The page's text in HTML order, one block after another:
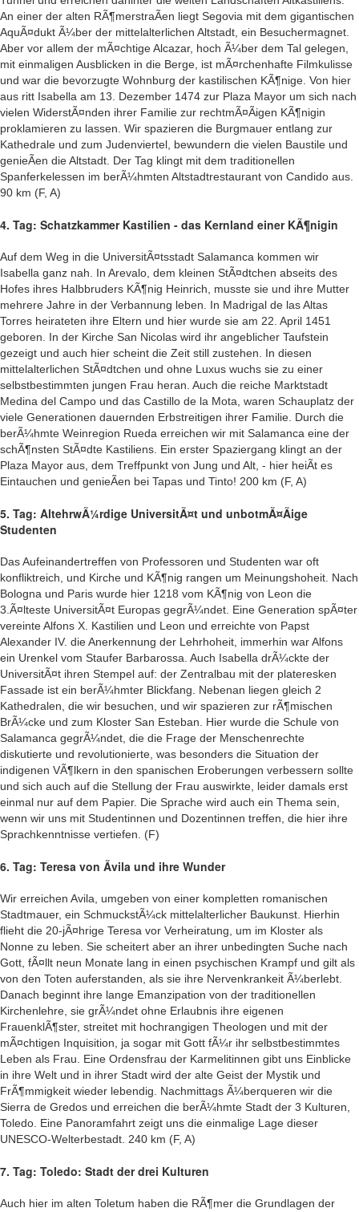
An einer der alten RÃ¶merstraÃen liegt Segovia mit dem gigantischen
AquÃ¤dukt Ã¼ber der mittelalterlichen Altstadt, ein Besuchermagnet.
Aber vor allem der mÃ¤chtige Alcazar, hoch Ã¼ber dem Tal gelegen,
mit einmaligen Ausblicken in die Berge, ist mÃ¤rchenhafte Filmkulisse
und war die bevorzugte Wohnburg der kastilischen KÃ¶nige. Von hier
aus ritt Isabella am 13. Dezember 1474 zur Plaza Mayor um sich nach
vielen WiderstÃ¤nden ihrer Familie zur rechtmÃ¤Ãigen KÃ¶nigin
proklamieren zu lassen. Wir spazieren die Burgmauer entlang zur
Kathedrale und zum Judenviertel, bewundern die vielen Baustile und
genieÃen die Altstadt. Der Tag klingt mit dem traditionellen
Spanferkelessen im berÃ¼hmten Altstadtrestaurant von Candido aus.
90 km (F, A)
4. Tag: Schatzkammer Kastilien - das Kernland einer KÃ¶nigin
Auf dem Weg in die UniversitÃ¤tsstadt Salamanca kommen wir
Isabella ganz nah. In Arevalo, dem kleinen StÃ¤dtchen abseits des
Hofes ihres Halbbruders KÃ¶nig Heinrich, musste sie und ihre Mutter
mehrere Jahre in der Verbannung leben. In Madrigal de las Altas
Torres heirateten ihre Eltern und hier wurde sie am 22. April 1451
geboren. In der Kirche San Nicolas wird ihr angeblicher Taufstein
gezeigt und auch hier scheint die Zeit still zustehen. In diesen
mittelalterlichen StÃ¤dtchen und ohne Luxus wuchs sie zu einer
selbstbestimmten jungen Frau heran. Auch die reiche Marktstadt
Medina del Campo und das Castillo de la Mota, waren Schauplatz der
viele Generationen dauernden Erbstreitigen ihrer Familie. Durch die
berÃ¼hmte Weinregion Rueda erreichen wir mit Salamanca eine der
schÃ¶nsten StÃ¤dte Kastiliens. Ein erster Spaziergang klingt an der
Plaza Mayor aus, dem Treffpunkt von Jung und Alt, - hier heiÃt es
Eintauchen und genieÃen bei Tapas und Tinto! 200 km (F, A)
5. Tag: AltehrwÃ¼rdige UniversitÃ¤t und unbotmÃ¤Ãige
Studenten
Das Aufeinandertreffen von Professoren und Studenten war oft
konfliktreich, und Kirche und KÃ¶nig rangen um Meinungshoheit. Nach
Bologna und Paris wurde hier 1218 vom KÃ¶nig von Leon die
3.Ã¤lteste UniversitÃ¤t Europas gegrÃ¼ndet. Eine Generation spÃ¤ter
vereinte Alfons X. Kastilien und Leon und erreichte von Papst
Alexander IV. die Anerkennung der Lehrhoheit, immerhin war Alfons
ein Urenkel vom Staufer Barbarossa. Auch Isabella drÃ¼ckte der
UniversitÃ¤t ihren Stempel auf: der Zentralbau mit der plateresken
Fassade ist ein berÃ¼hmter Blickfang. Nebenan liegen gleich 2
Kathedralen, die wir besuchen, und wir spazieren zur rÃ¶mischen
BrÃ¼cke und zum Kloster San Esteban. Hier wurde die Schule von
Salamanca gegrÃ¼ndet, die die Frage der Menschenrechte
diskutierte und revolutionierte, was besonders die Situation der
indigenen VÃ¶lkern in den spanischen Eroberungen verbessern sollte
und sich auch auf die Stellung der Frau auswirkte, leider damals erst
einmal nur auf dem Papier. Die Sprache wird auch ein Thema sein,
wenn wir uns mit Studentinnen und Dozentinnen treffen, die hier ihre
Sprachkenntnisse vertiefen. (F)
6. Tag: Teresa von Ãvila und ihre Wunder
Wir erreichen Avila, umgeben von einer kompletten romanischen
Stadtmauer, ein SchmuckstÃ¼ck mittelalterlicher Baukunst. Hierhin
flieht die 20-jÃ¤hrige Teresa vor Verheiratung, um im Kloster als
Nonne zu leben. Sie scheitert aber an ihrer unbedingten Suche nach
Gott, fÃ¤llt neun Monate lang in einen psychischen Krampf und gilt als
von den Toten auferstanden, als sie ihre Nervenkrankeit Ã¼berlebt.
Danach beginnt ihre lange Emanzipation von der traditionellen
Kirchenlehre, sie grÃ¼ndet ohne Erlaubnis ihre eigenen
FrauenklÃ¶ster, streitet mit hochrangigen Theologen und mit der
mÃ¤chtigen Inquisition, ja sogar mit Gott fÃ¼r ihr selbstbestimmtes
Leben als Frau. Eine Ordensfrau der Karmelitinnen gibt uns Einblicke
in ihre Welt und in ihrer Stadt wird der alte Geist der Mystik und
FrÃ¶mmigkeit wieder lebendig. Nachmittags Ã¼berqueren wir die
Sierra de Gredos und erreichen die berÃ¼hmte Stadt der 3 Kulturen,
Toledo. Eine Panoramfahrt zeigt uns die einmalige Lage dieser
UNESCO-Welterbestadt. 240 km (F, A)
7. Tag: Toledo: Stadt der drei Kulturen
Auch hier im alten Toletum haben die RÃ¶mer die Grundlagen der